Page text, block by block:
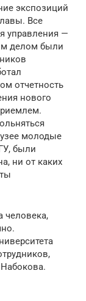
экспозиций
Все
управления —
делом были
отчетность
нового
молодые
были
ни от каких
человека,